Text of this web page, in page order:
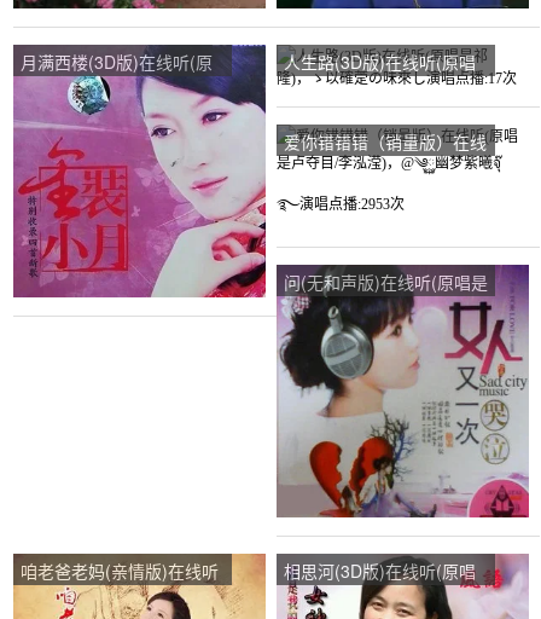
月满西楼(3D版)在线听(原
唱是龚玥)，歌扬演唱点
播:129次
人生路(3D版)在线听(原唱
是祁隆)，ゝ以確萣の味來
し演唱点播:17次
爱你错错错（销量版）在线
听(原唱是卢夺目/李泓滢)，
@༄࿆幽梦紫曦จุ๊࿐演唱点
问(无和声版)在线听(原唱是
梁静茹)，季雯演唱点
播:135次
咱老爸老妈(亲情版)在线听
(原唱是王小娟)，珍珠宝贝
相思河(3D版)在线听(原唱
是风语)，一切随缘演唱点